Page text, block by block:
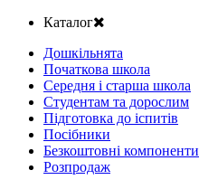
Каталог
Дошкільнята
Початкова школа
Середня і старша школа
Студентам та дорослим
Підготовка до іспитів
Посібники
Безкоштовні компоненти
Розпродаж